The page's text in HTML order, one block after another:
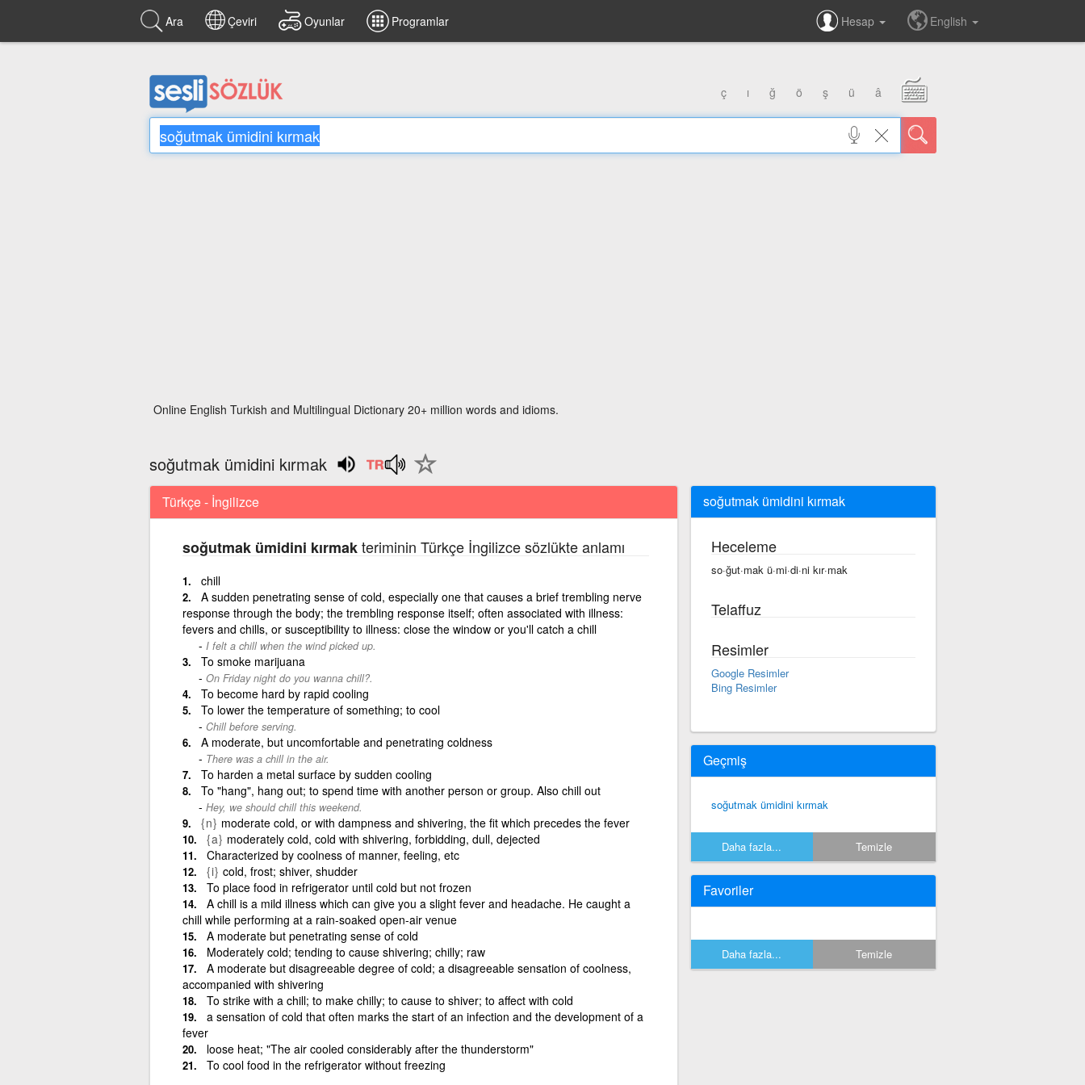
Ara Çeviri Oyunlar Programlar Hesap English
ç ı ğ ö ş ü â
Online English Turkish and Multilingual Dictionary 20+ million words and idioms.
soğutmak ümidini kırmak
Türkçe - İngilizce
soğutmak ümidini kırmakteriminin Türkçe İngilizce sözlükte anlamı
chill
A sudden penetrating sense of cold, especially one that causes a brief trembling nerve
response through the body; the trembling response itself; often associated with illness:
fevers and chills, or susceptibility to illness: close the window or you'll catch a chill
I felt a chill when the wind picked up.
To smoke marijuana
On Friday night do you wanna chill?.
To become hard by rapid cooling
To lower the temperature of something; to cool
Chill before serving.
A moderate, but uncomfortable and penetrating coldness
There was a chill in the air.
To harden a metal surface by sudden cooling
To "hang", hang out; to spend time with another person or group. Also chill out
Hey, we should chill this weekend.
{n} moderate cold, or with dampness and shivering, the fit which precedes the fever
{a} moderately cold, cold with shivering, forbidding, dull, dejected
Characterized by coolness of manner, feeling, etc
{i} cold, frost; shiver, shudder
To place food in refrigerator until cold but not frozen
A chill is a mild illness which can give you a slight fever and headache. He caught a
chill while performing at a rain-soaked open-air venue
A moderate but penetrating sense of cold
Moderately cold; tending to cause shivering; chilly; raw
A moderate but disagreeable degree of cold; a disagreeable sensation of coolness,
accompanied with shivering
To strike with a chill; to make chilly; to cause to shiver; to affect with cold
a sensation of cold that often marks the start of an infection and the development of a
fever
loose heat; "The air cooled considerably after the thunderstorm"
To cool food in the refrigerator without freezing
soğutmak ümidini kırmak
Heceleme
so·ğut·mak ü·mi·di·ni kır·mak
Telaffuz
Resimler
Google Resimler
Bing Resimler
Geçmiş
soğutmak ümidini kırmak
Daha fazla... Temizle
Favoriler
Daha fazla... Temizle